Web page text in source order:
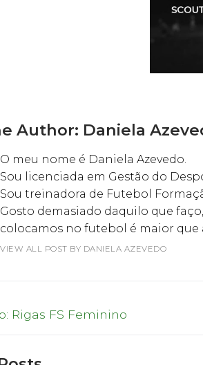
Author: Daniela
O meu nome é Daniela Azevedo.
Sou licenciada em Gestão do
Sou treinadora de Futebol
Gosto demasiado daquilo que
colocamos no futebol é maior
VIEW ALL POST BY DANIELA AZEVEDO
Rigas FS Feminino